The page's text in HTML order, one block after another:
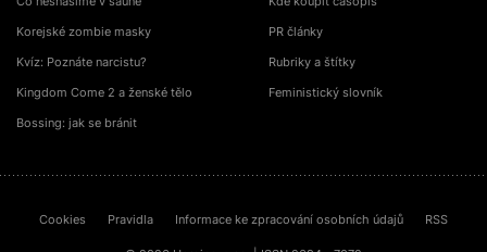
Korejské zombie masky
Kvíz: Poznáte narcistu?
Kingdom Come 2 a ženské tělo
Bossing: jak se bránit
PR články
Rubriky a štítky
Feministický slovník
Cookies Pravidla Informace ke zpracování osobních údajů RSS